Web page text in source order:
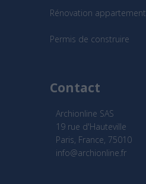
Rénovation appartement
Permis de construire
Contact
Archionline SAS
19 rue d'Hauteville
Paris, France, 75010
info@archionline.fr